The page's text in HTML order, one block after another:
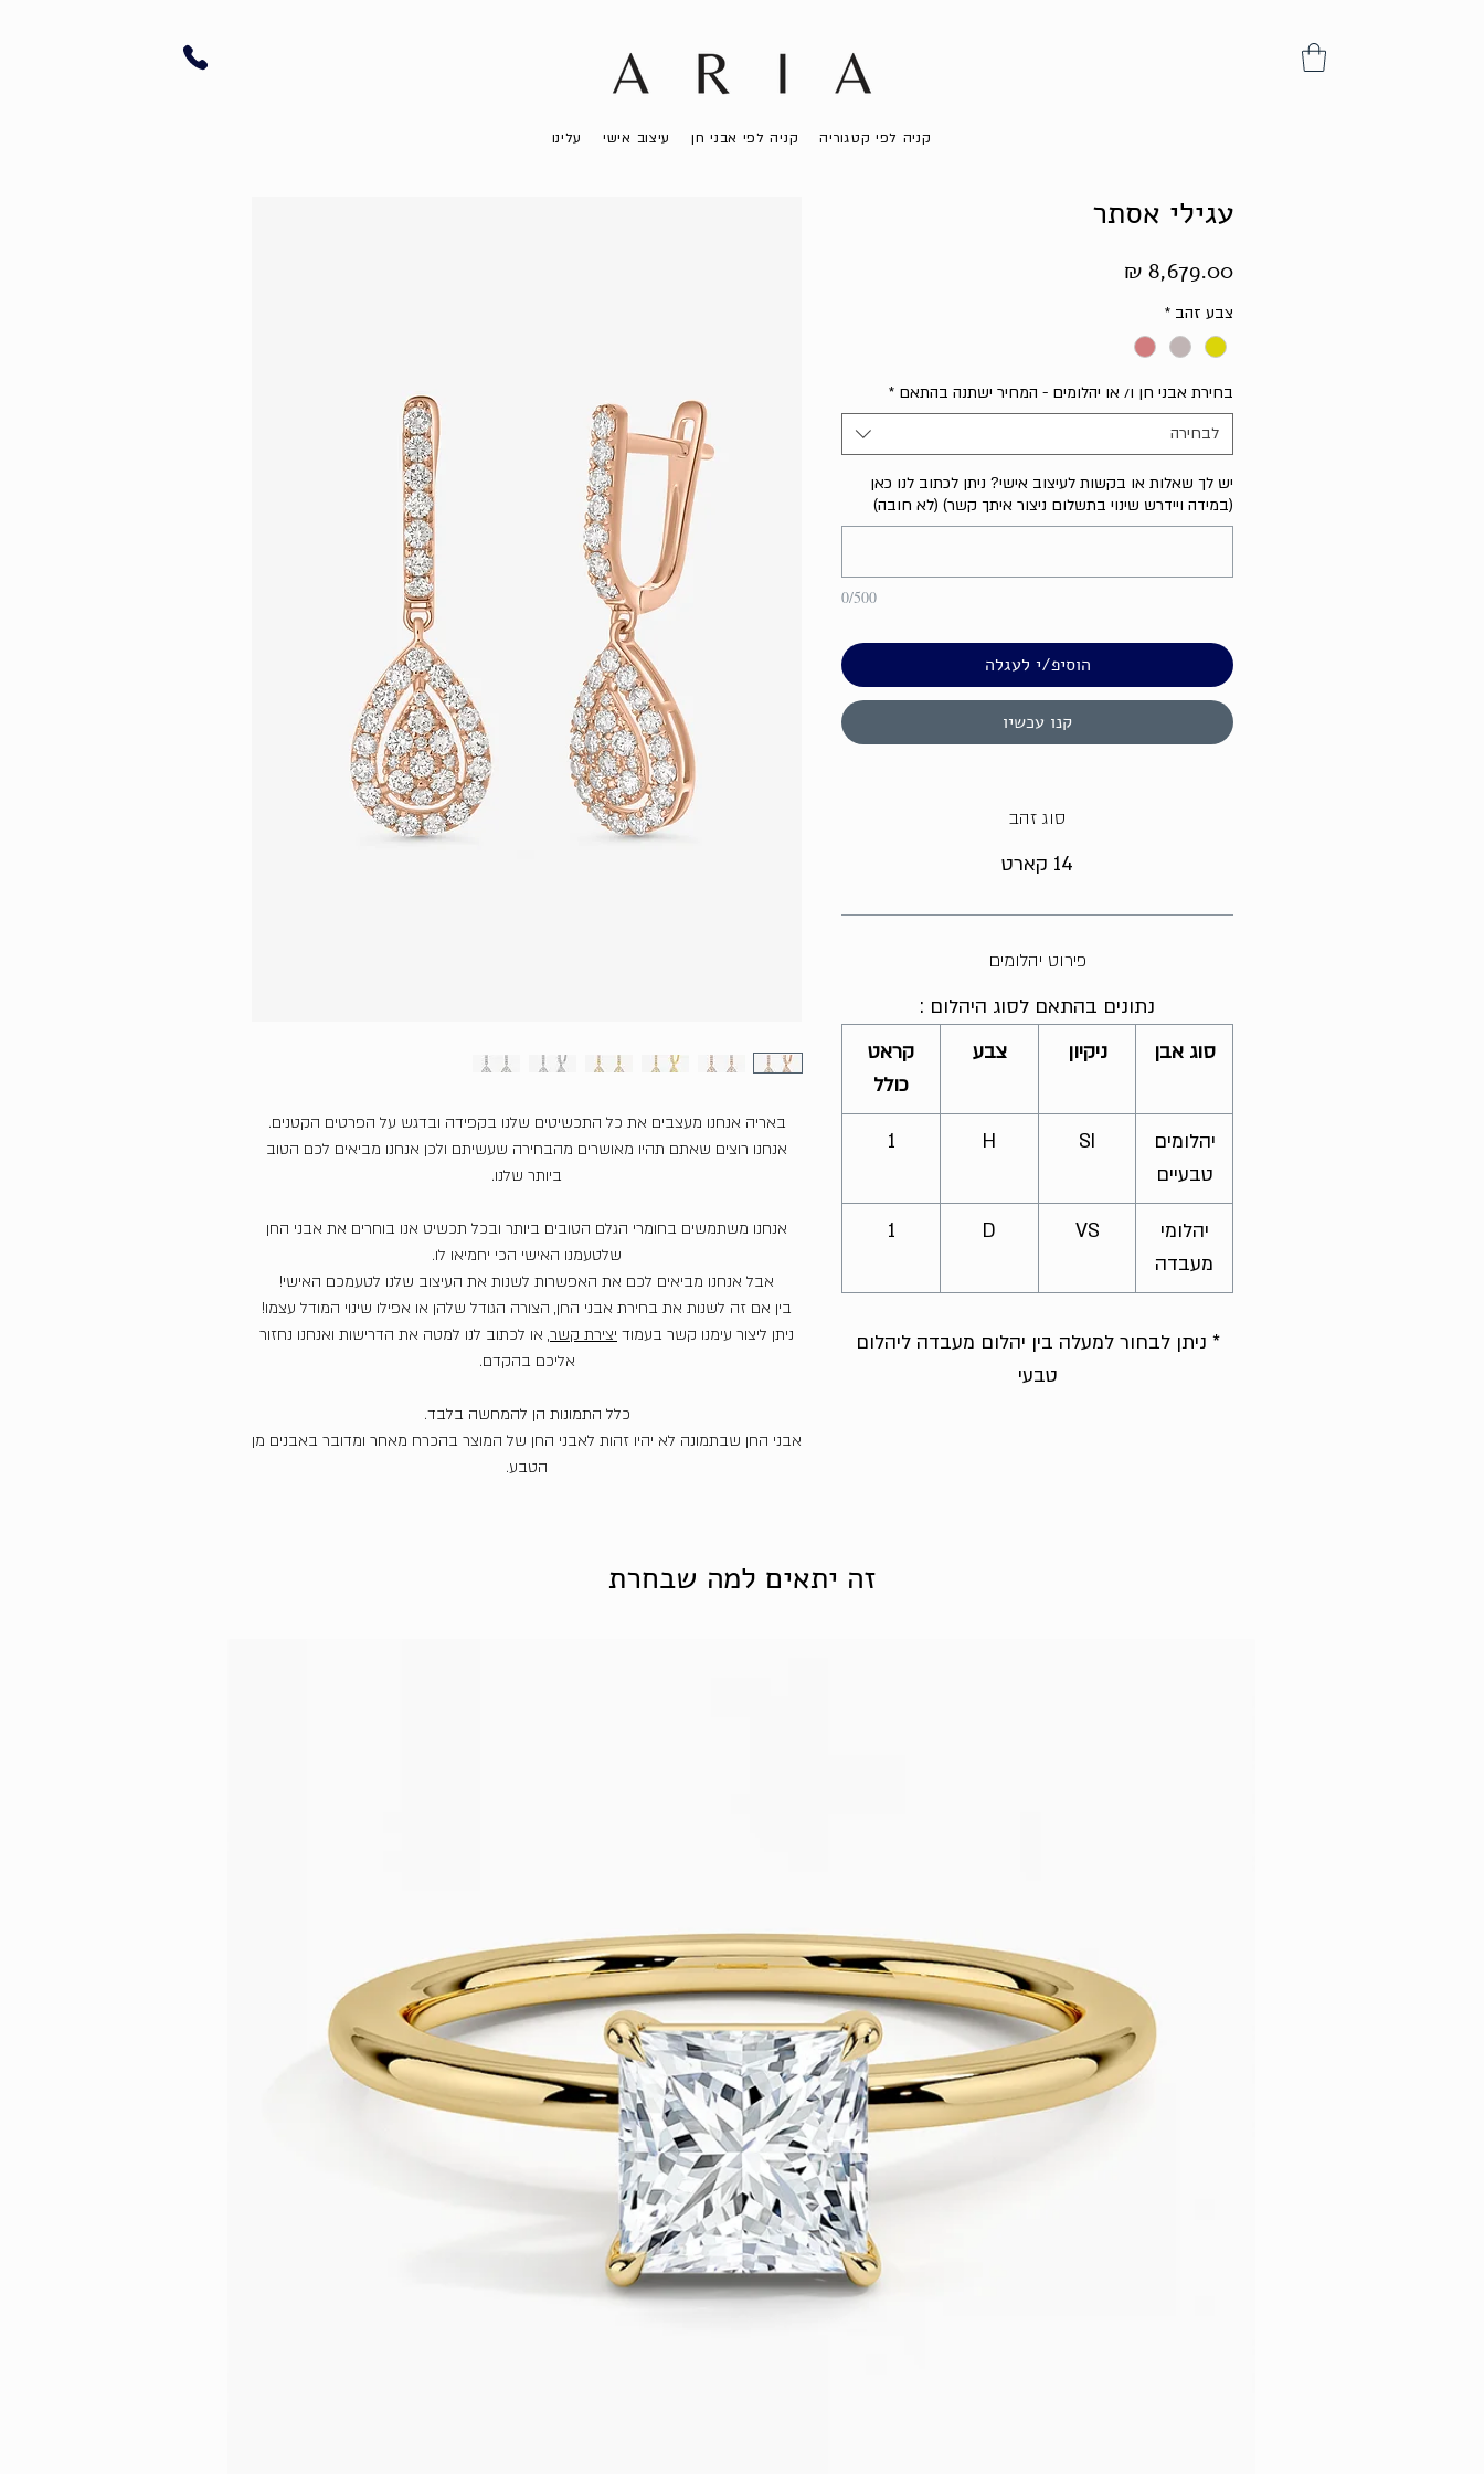
קניה לפי קטגוריה קניה לפי אבני חן עיצוב אישי עלינו
באריה אנחנו מעצבים את כל התכשיטים שלנו בקפידה ובדגש על הפרטים הקטנים.
אנחנו רוצים שאתם תהיו מאושרים מהבחירה שעשיתם ולכן אנחנו מביאים לכם הטוב
ביותר שלנו.
אנחנו משתמשים בחומרי הגלם הטובים ביותר ובכל תכשיט אנו בוחרים את אבני החן
שלטעמנו האישי הכי יחמיאו לו.
אבל אנחנו מביאים לכם את האפשרות לשנות את העיצוב שלנו לטעמכם האישי!
בין אם זה לשנות את בחירת אבני החן, הצורה הגודל שלהן או אפילו שינוי המודל עצמו!
ניתן ליצור עימנו קשר בעמוד יצירת קשר, או לכתוב לנו למטה את הדרישות ואנחנו נחזור
אליכם בהקדם.
כלל התמונות הן להמחשה בלבד.
אבני החן שבתמונה לא יהיו זהות לאבני החן של המוצר בהכרח מאחר ומדובר באבנים מן
הטבע.
עגילי אסתר
צבע זהב *
בחירת אבני חן ו/ או יהלומים - המחיר ישתנה בהתאם *
לבחירה
יש לך שאלות או בקשות לעיצוב אישי? ניתן לכתוב לנו כאן
(במידה ויידרש שינוי בתשלום ניצור איתך קשר) (לא חובה)
0/500
הוסיפ/י לעגלה
קנו עכשיו
סוג זהב
14 קארט
פירוט יהלומים
נתונים בהתאם לסוג היהלום :
סוג אבן
ניקיון צבע
קראט
כולל
יהלומים
טבעיים
SI
H
1
יהלומי
מעבדה
VS
D
1
* ניתן לבחור למעלה בין יהלום מעבדה ליהלום
טבעי
זה יתאים למה שבחרת